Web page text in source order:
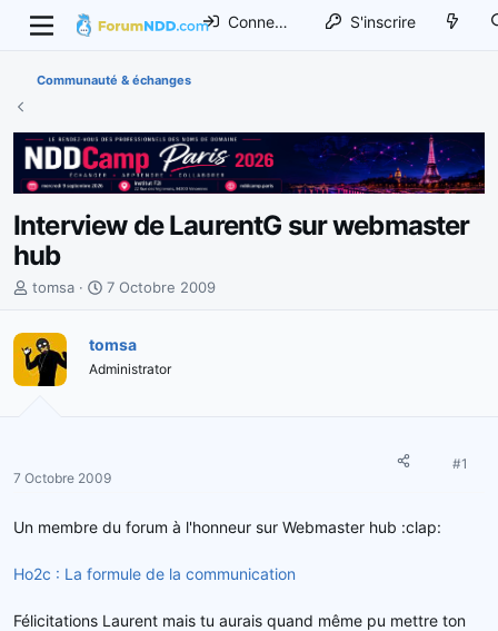
Connexion S'inscrire
Communauté & échanges
Interview de LaurentG sur webmaster
hub
I
i
t
i
r
e
a
i
tomsa
D
e
d
u
7 Octobre 2009
tomsa
Administrator
7 Octobre 2009
#1
Un membre du forum à l'honneur sur Webmaster hub :clap:
Ho2c : La formule de la communication
Félicitations Laurent mais tu aurais quand même pu mettre ton